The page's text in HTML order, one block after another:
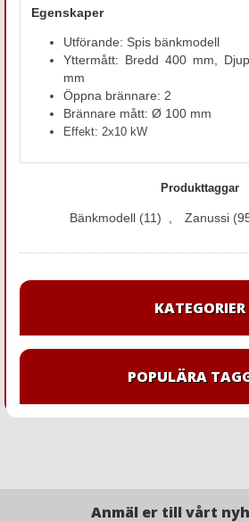
Egenskaper
Utförande: Spis bänkmodell
Yttermått: Bredd 400 mm,
mm
Öppna brännare: 2
Brännare mått: Ø 100 mm
Effekt: 2x10 kW
Produkttaggar
Bänkmodell (11) Zanussi
KATEGORIER
POPULÄRA
Anmäl er till vårt